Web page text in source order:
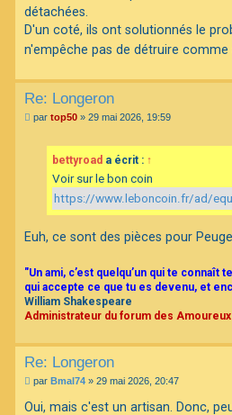
g
e
détachées.
D'un coté, ils ont solutionnés le
n'empêche pas de détruire comme
Re: Longeron
M
par top50 » 29 mai 2026, 19:59
bettyroad a écrit : ↑
Voir sur le bon coin
https://www.leboncoin.fr/ad/
Euh, ce sont des pièces pour
"Un ami, c’est quelqu’un qui te connaît
qui accepte ce que tu es devenu, et
William Shakespeare
Administrateur du forum des
Re: Longeron
M
s
par Bmal74 » 29 mai 2026, 20:47
Oui, mais c'est un artisan. Donc,